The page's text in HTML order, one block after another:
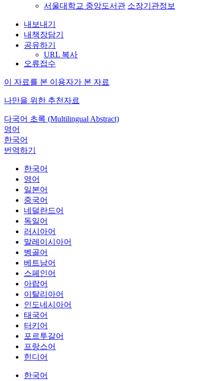
서울대학교 중앙도서관 소장기관정보
내보내기
내책장담기
공유하기
URL 복사
오류접수
이 자료를 본 이용자가 본 자료
나만을 위한 추천자료
다국어 초록 (Multilingual Abstract)
영어
한국어
번역하기
한국어
영어
일본어
중국어
네덜란드어
독일어
러시아어
말레이시아어
벵골어
베트남어
스페인어
아랍어
이탈리아어
인도네시아어
태국어
터키어
포르투갈어
프랑스어
힌디어
한국어